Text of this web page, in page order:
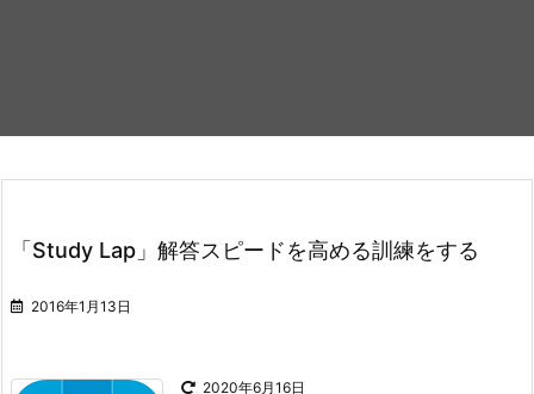
「Study Lap」解答スピードを高める訓練をする
2016年1月13日
2020年6月16日